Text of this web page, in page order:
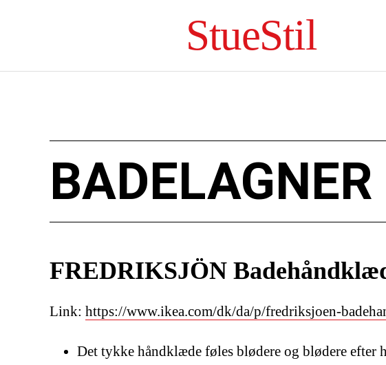
StueStil
FREDRIKSJÖN
Link: https://www.ikea.com/dk/da/p/fredriksjoen-
Det tykke håndklæde føles blødere og blødere efter